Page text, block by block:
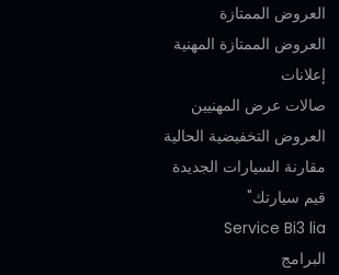
العروض الممتازة
العروض الممتازة المهنية‎
إعلانات
صالات عرض المهنيين
العروض التخفيضية الحالية
مقارنة السيارات الجديدة
قيم سيارتك"
Service Bi3 lia
البرامج